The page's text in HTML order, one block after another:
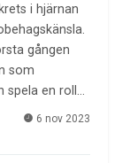
i hjärnan
gången
som
spela en roll…
6 nov 2023